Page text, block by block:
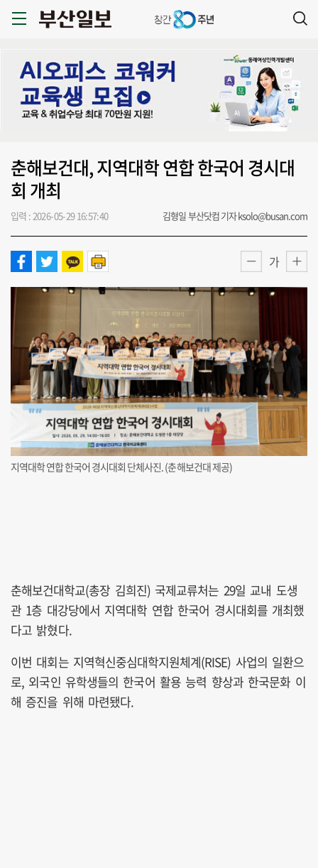
춘해보건대, 지역대학 연합 한국어 경시대
회 개최
입력 : 2026-05-29 16:57:40 김형일 부산닷컴 기자 ksolo@busan.com
가
지역대학 연합 한국어 경시대회 단체사진. (춘해보건대 제공)
춘해보건대학교(총장 김희진) 국제교류처는 29일 교내 도생
관 1층 대강당에서 지역대학 연합 한국어 경시대회를 개최했
다고 밝혔다.
이번 대회는 지역혁신중심대학지원체계(RISE) 사업의 일환으
로, 외국인 유학생들의 한국어 활용 능력 향상과 한국문화 이
해 증진을 위해 마련됐다.